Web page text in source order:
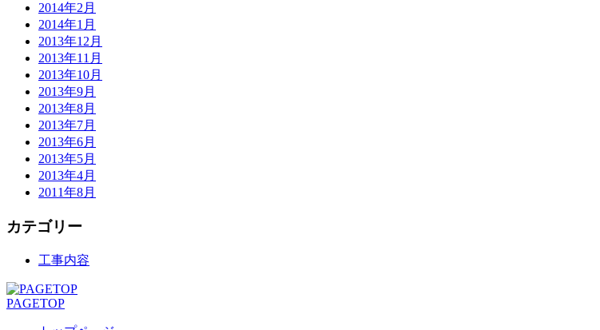
2014年2月
2014年1月
2013年12月
2013年11月
2013年10月
2013年9月
2013年8月
2013年7月
2013年6月
2013年5月
2013年4月
2011年8月
カテゴリー
工事内容
PAGETOP